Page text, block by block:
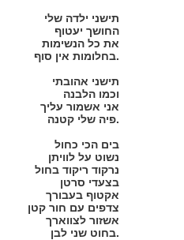
תישני ילדה שלי
החושך יעטוף
את כל הנשימות
בחלומות אין סוף.
תישני אהובתי
וכמו הלבנה
אני אשמור עליך
פיה שלי קטנה.
בים הכי כחול
נשוט על לוויתן
נרקוד ריקוד בחול
בצעדי סרטן
אקטוף בעבורך
צדפים עם חור קטן
אשזור לצווארך
בחוט שני לבן.